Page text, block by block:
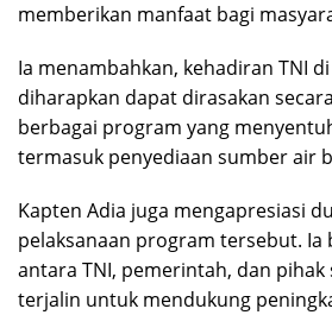
memberikan manfaat bagi
Ia menambahkan, kehadiran TNI
diharapkan dapat dirasakan
berbagai program yang
termasuk penyediaan sumber air
Kapten Adia juga mengapresiasi
pelaksanaan program tersebut. Ia
antara TNI, pemerintah, dan
terjalin untuk mendukung